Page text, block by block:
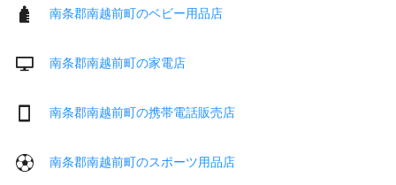
南条郡南越前町のベビー用品店
南条郡南越前町の家電店
南条郡南越前町の携帯電話販売店
南条郡南越前町のスポーツ用品店